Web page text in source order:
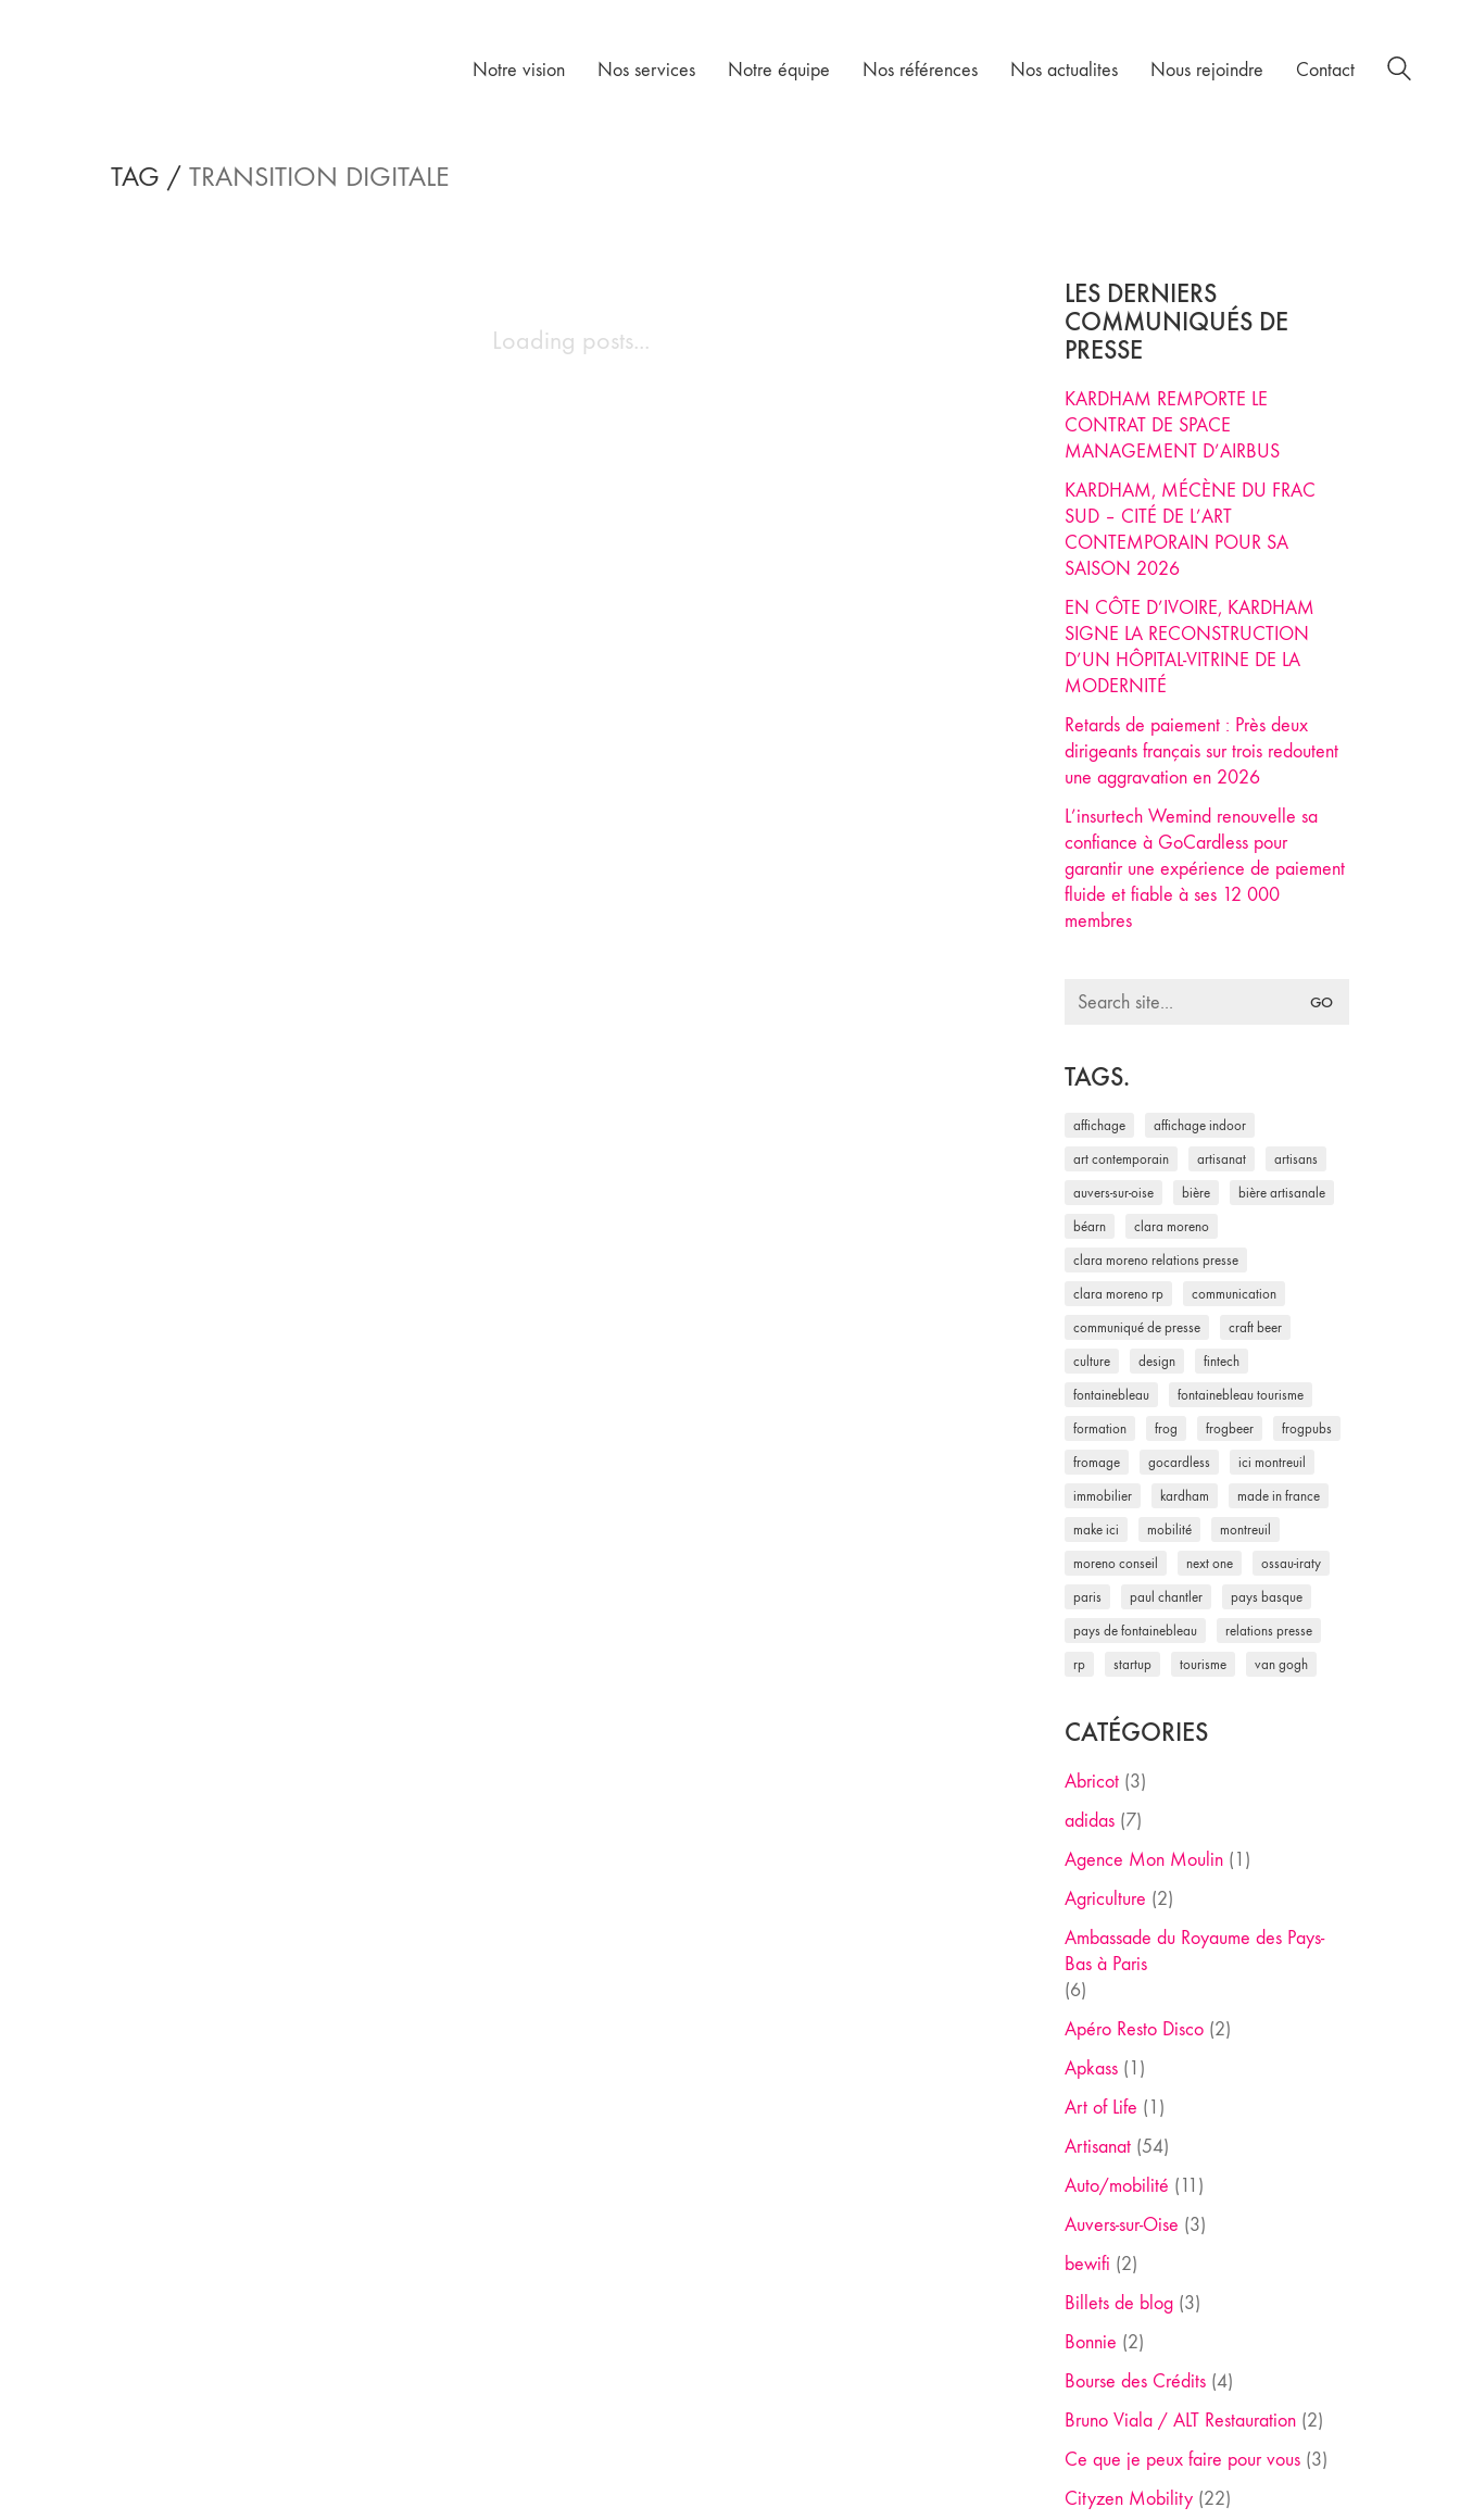
Notre vision Nos services Notre équipe Nos références Nos actualites Nous rejoindre Contact
TAG / TRANSITION DIGITALE
Loading posts...
LES DERNIERS
COMMUNIQUÉS DE
PRESSE
KARDHAM REMPORTE LE
CONTRAT DE SPACE
MANAGEMENT D’AIRBUS
KARDHAM, MÉCÈNE DU FRAC
SUD – CITÉ DE L’ART
CONTEMPORAIN POUR SA
SAISON 2026
EN CÔTE D’IVOIRE, KARDHAM
SIGNE LA RECONSTRUCTION
D’UN HÔPITAL-VITRINE DE LA
MODERNITÉ
Retards de paiement : Près deux
dirigeants français sur trois redoutent
une aggravation en 2026
L’insurtech Wemind renouvelle sa
confiance à GoCardless pour
garantir une expérience de paiement
fluide et fiable à ses 12 000
membres
Search
TAGS.
affichage affichage indoor
art contemporain artisanat artisans
auvers-sur-oise bière bière artisanale
béarn clara moreno
clara moreno relations presse
clara moreno rp communication
communiqué de presse craft beer
culture design fintech
fontainebleau fontainebleau tourisme
formation frog frogbeer frogpubs
fromage gocardless ici montreuil
immobilier kardham made in france
make ici mobilité montreuil
moreno conseil next one ossau-iraty
paris paul chantler pays basque
pays de fontainebleau relations presse
rp startup tourisme van gogh
CATÉGORIES
Abricot(3)
adidas(7)
Agence Mon Moulin(1)
Agriculture (2)
Ambassade du Royaume des Pays-
Bas à Paris
(6)
Apéro Resto Disco(2)
Apkass(1)
Art of Life (1)
Artisanat(54)
Auto/mobilité (11)
Auvers-sur-Oise (3)
bewifi (2)
Billets de blog(3)
Bonnie (2)
Bourse des Crédits(4)
Bruno Viala / ALT Restauration(2)
Ce que je peux faire pour vous(3)
Cityzen Mobility(22)